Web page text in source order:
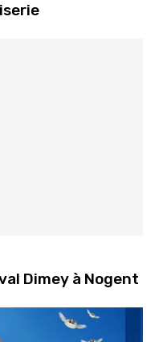
Dimey à Nogent